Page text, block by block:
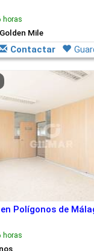
horas
Mile
Contactar
Polígonos de
horas